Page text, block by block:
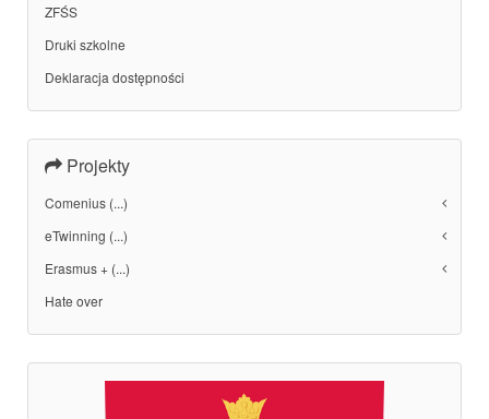
ZFŚS
Druki szkolne
Deklaracja dostępności
Projekty
Comenius (...)
eTwinning (...)
Erasmus + (...)
Hate over